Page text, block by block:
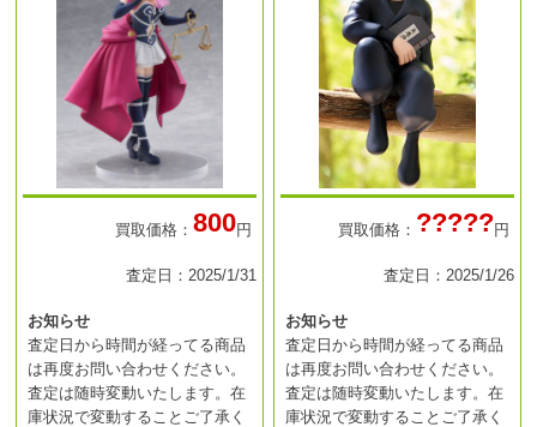
買取価格： 800円
査定日：2025/1/31
お知らせ
査定日から時間が経ってる商品
は再度お問い合わせください。
査定は随時変動いたします。在
庫状況で変動することご了承く
買取価格： ?????円
査定日：2025/1/26
お知らせ
査定日から時間が経ってる商品
は再度お問い合わせください。
査定は随時変動いたします。在
庫状況で変動することご了承く